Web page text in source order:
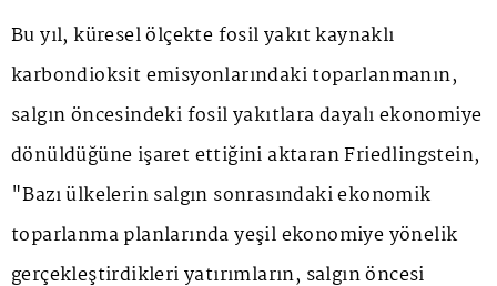
Bu yıl, küresel ölçekte fosil yakıt kaynaklı
karbondioksit emisyonlarındaki toparlanmanın,
salgın öncesindeki fosil yakıtlara dayalı ekonomiye
dönüldüğüne işaret ettiğini aktaran Friedlingstein,
"Bazı ülkelerin salgın sonrasındaki ekonomik
toparlanma planlarında yeşil ekonomiye yönelik
gerçekleştirdikleri yatırımların, salgın öncesi